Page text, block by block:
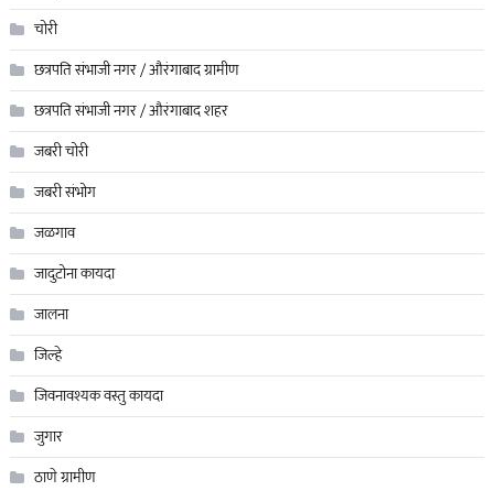
चोरी
छत्रपति संभाजी नगर / औरंगाबाद ग्रामीण
छत्रपति संभाजी नगर / औरंगाबाद शहर
जबरी चोरी
जबरी संभोग
जळगाव
जादुटोना कायदा
जालना
जिल्हे
जिवनावश्यक वस्तु कायदा
जुगार
ठाणे ग्रामीण